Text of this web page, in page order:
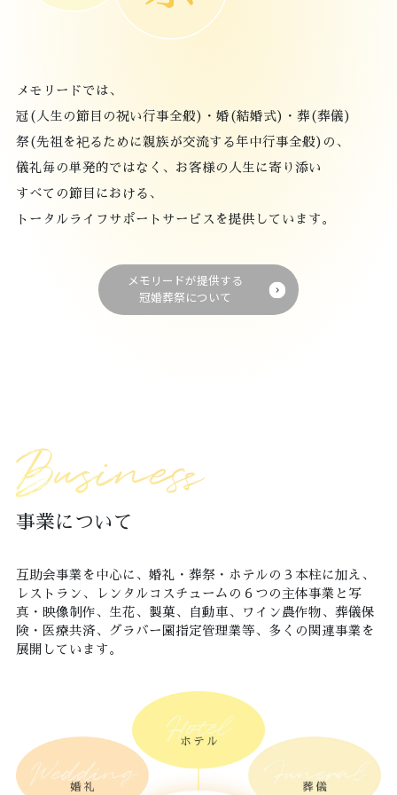
メモリードでは、
冠(人生の節目の祝い行事全般)・婚(結婚式)・葬(葬儀)
祭(先祖を祀るために親族が交流する年中行事全般)の、
儀礼毎の単発的ではなく、お客様の人生に寄り添い
すべての節目における、
トータルライフサポートサービスを提供しています。
メモリードが提供する
冠婚葬祭について
Business
事業について
互助会事業を中心に、婚礼・葬祭・ホテルの３本柱に加え、
レストラン、レンタルコスチュームの６つの主体事業と写
真・映像制作、生花、製菓、自動車、ワイン農作物、葬儀保
険・医療共済、グラバー園指定管理業等、多くの関連事業を
展開しています。